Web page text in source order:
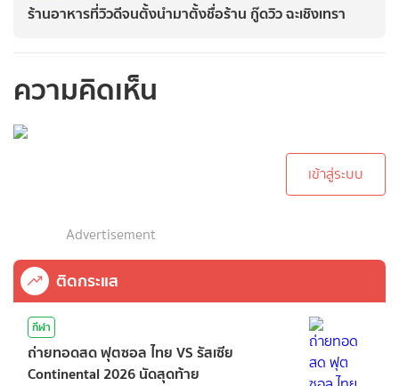
ร้านอาหารที่วิวดีจนตั้งนำมาตั้งชื่อร้าน กู๊ดวิว ฉะเชิงเทรา
ความคิดเห็น
เข้าสู่ระบบ
Advertisement
ติดกระแส
กีฬา
ถ่ายทอดสด ฟุตซอล ไทย VS รัสเซีย
Continental 2026 นัดสุดท้าย